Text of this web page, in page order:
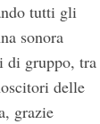
tutti gli
sonora
di gruppo, tra
delle
grazie